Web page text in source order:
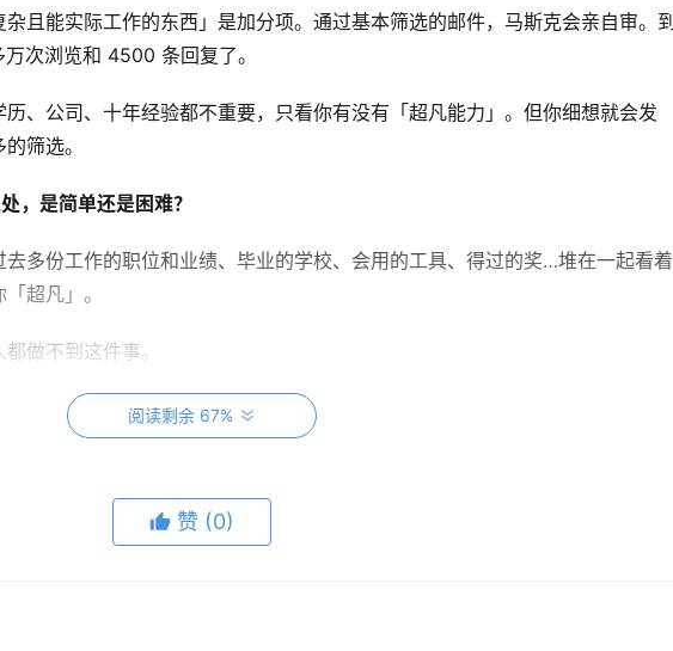
且能实际工作的东西」是加分项。通过基本筛选的邮件，马斯克会亲自审。到
次浏览和 4500 条回复了。
、公司、十年经验都不重要，只看你有没有「超凡能力」。但你细想就会发
筛选。
，是简单还是困难？
多份工作的职位和业绩、毕业的学校、会用的工具、得过的奖…堆在一起看着
超凡」。
做不到这件事。
，肯定是抖机灵的占多数。而目前最高赞回复是一个叫 Greg 的网友贴了份所
阅读剩余 67%
赞 (0)